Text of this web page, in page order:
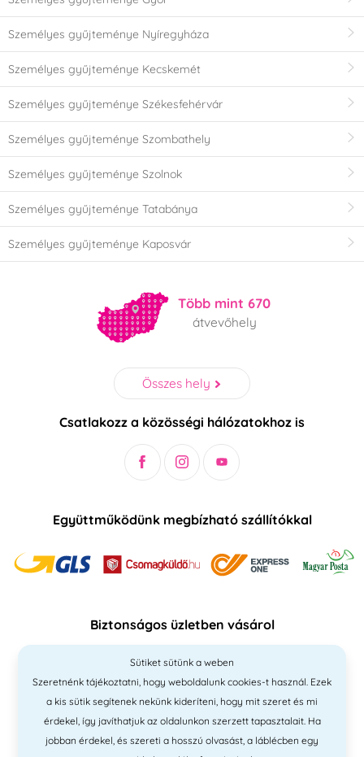
Személyes gyűjteménye Nyíregyháza
Személyes gyűjteménye Kecskemét
Személyes gyűjteménye Székesfehérvár
Személyes gyűjteménye Szombathely
Személyes gyűjteménye Szolnok
Személyes gyűjteménye Tatabánya
Személyes gyűjteménye Kaposvár
Több mint 670
átvevőhely
Összes hely
Csatlakozz a közösségi hálózatokhoz is
Együttműködünk megbízható szállítókkal
Biztonságos üzletben vásárol
Sütiket sütünk a weben
Szeretnénk tájékoztatni, hogy weboldalunk cookies-t használ. Ezek
a kis sütik segítenek nekünk kideríteni, hogy mit szeret és mi
érdekel, így javíthatjuk az oldalunkon szerzett tapasztalait. Ha
jobban érdekel, és szereti a hosszú olvasást, a láblécben egy